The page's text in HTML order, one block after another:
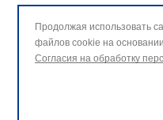
Продолжая использовать
файлов cookie на основании
Согласия на обработку